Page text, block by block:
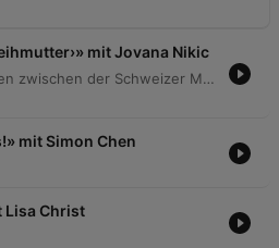
mit Jovana Nikic
Diese Episode setzt Parallelen zwischen der Schweizer Munitionspolitik und den gesellschaftlichen Debatten um Leihmutterschaft sowie die sinkende Geburtenrate in der Schweiz. Der Sprecher kritisiert eine vermeintliche Doppelmoral, bei der Verbote im Inland durch Umgehung über die Landesgrenzen hinweg faktisch akzeptiert werden, ähnlich wie bei der Weiterleitung von Munition über NATO-Partner. Zudem wird die finanzielle Belastung durch Kita-Kosten und steigende Krankenkassenprämien thematisiert, welche die Familienplanung in der Schweiz massiv erschweren. Die Analyse stellt die These auf, dass das Schweizer Staatssystem die Familiengründung zu einem Luxusgut degradiert hat und fordert politische Reformen zur Entlastung von Familien.
mit Simon Chen
Lisa Christ